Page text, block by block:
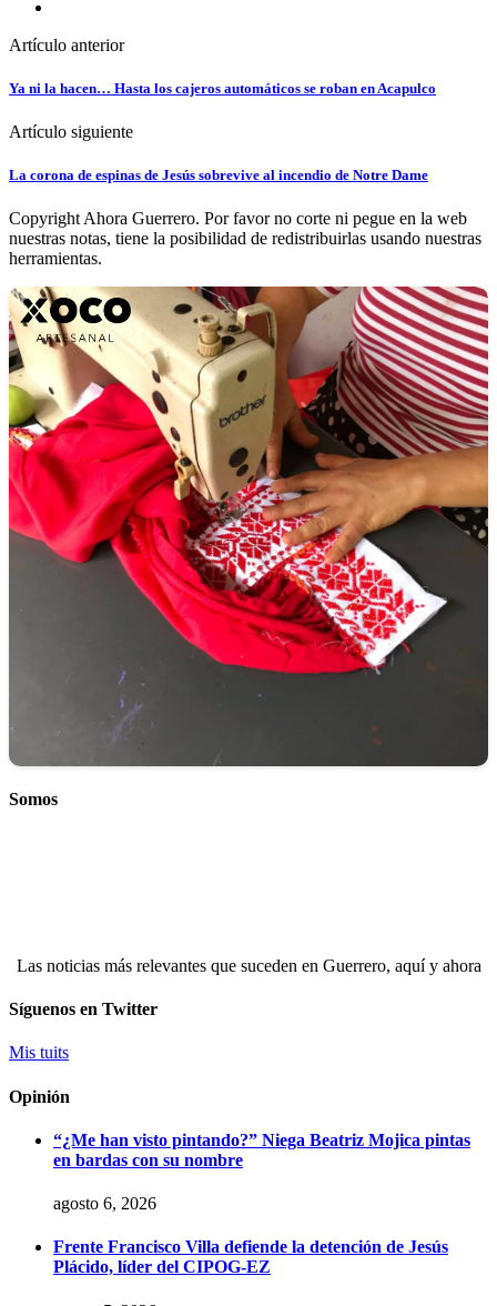
Artículo anterior
Ya ni la hacen… Hasta los cajeros automáticos se roban en Acapulco
Artículo siguiente
La corona de espinas de Jesús sobrevive al incendio de Notre Dame
Copyright Ahora Guerrero. Por favor no corte ni pegue en la web
nuestras notas, tiene la posibilidad de redistribuirlas usando nuestras
herramientas.
Somos
Las noticias más relevantes que suceden en Guerrero, aquí y ahora
Síguenos en Twitter
Mis tuits
Opinión
“¿Me han visto pintando?” Niega Beatriz Mojica pintas
en bardas con su nombre
agosto 6, 2026
Frente Francisco Villa defiende la detención de Jesús
Plácido, líder del CIPOG-EZ